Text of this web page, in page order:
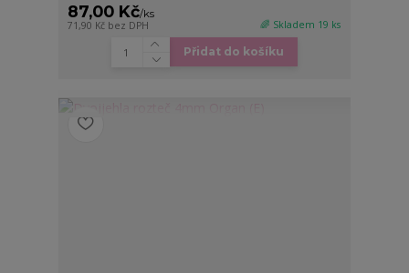
87,00 Kč/ks
71,90 Kč bez DPH 🌈 Skladem 19 ks
Přidat do košíku